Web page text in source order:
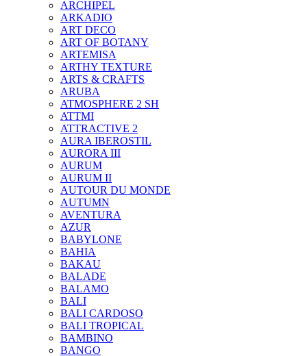
ARCHIPEL
ARKADIO
ART DECO
ART OF BOTANY
ARTEMISA
ARTHY TEXTURE
ARTS & CRAFTS
ARUBA
ATMOSPHERE 2 SH
ATTMI
ATTRACTIVE 2
AURA IBEROSTIL
AURORA III
AURUM
AURUM II
AUTOUR DU MONDE
AUTUMN
AVENTURA
AZUR
BABYLONE
BAHIA
BAKAU
BALADE
BALAMO
BALI
BALI CARDOSO
BALI TROPICAL
BAMBINO
BANGO